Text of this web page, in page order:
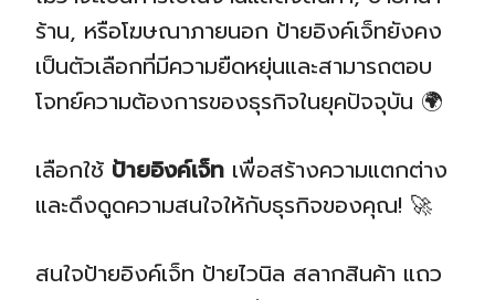
ร้าน, หรือโฆษณาภายนอก ป้ายอิงค์เจ็ทยังคง
เป็นตัวเลือกที่มีความยืดหยุ่นและสามารถตอบ
โจทย์ความต้องการของธุรกิจในยุคปัจจุบัน 🌍
เลือกใช้ ป้ายอิงค์เจ็ท เพื่อสร้างความแตกต่าง
และดึงดูดความสนใจให้กับธุรกิจของคุณ! 🚀
สนใจป้ายอิงค์เจ็ท ป้ายไวนิล สลากสินค้า แถว